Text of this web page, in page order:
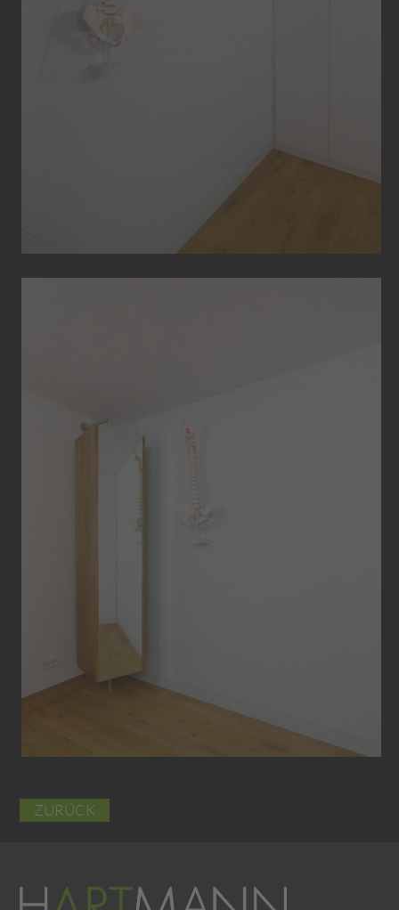
ZURÜCK